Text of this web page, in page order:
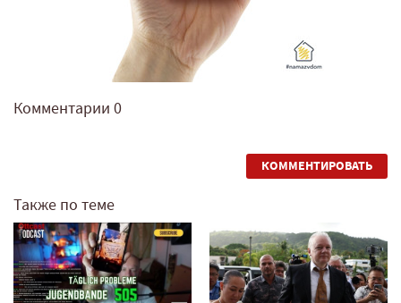
Комментарии 0
КОММЕНТИРОВАТЬ
Также по теме